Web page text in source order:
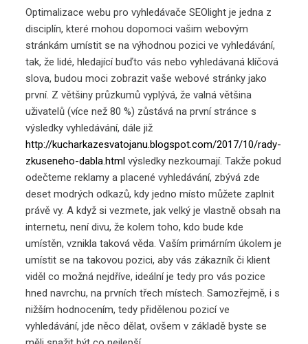
Optimalizace webu pro vyhledávačeSEOlight je jedna z
disciplín, které mohou dopomoci vašim webovým
stránkám umístit se na výhodnou pozici ve vyhledávání,
tak, že lidé, hledající buďto vás nebo vyhledávaná klíčová
slova, budou moci zobrazit vaše webové stránky jako
první. Z většiny průzkumů vyplývá, že valná většina
uživatelů (více než 80 %) zůstává na první stránce s
výsledky vyhledávání, dále již
http://kucharkazesvatojanu.blogspot.com/2017/10/rady-
zkuseneho-dabla.html výsledky nezkoumají. Takže pokud
odečteme reklamy a placené vyhledávání, zbývá zde
deset modrých odkazů, kdy jedno místo můžete zaplnit
právě vy. A když si vezmete, jak velký je vlastně obsah na
internetu, není divu, že kolem toho, kdo bude kde
umístěn, vznikla taková věda. Vaším primárním úkolem je
umístit se na takovou pozici, aby vás zákazník či klient
viděl co možná nejdříve, ideální je tedy pro vás pozice
hned navrchu, na prvních třech místech. Samozřejmě, i s
nižším hodnocením, tedy přidělenou pozicí ve
vyhledávání, jde něco dělat, ovšem v základě byste se